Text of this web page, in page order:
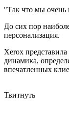
"Так что мы очень
До сих пор
персонализация.
Xerox
динамика,
впечатленных
Твитнуть